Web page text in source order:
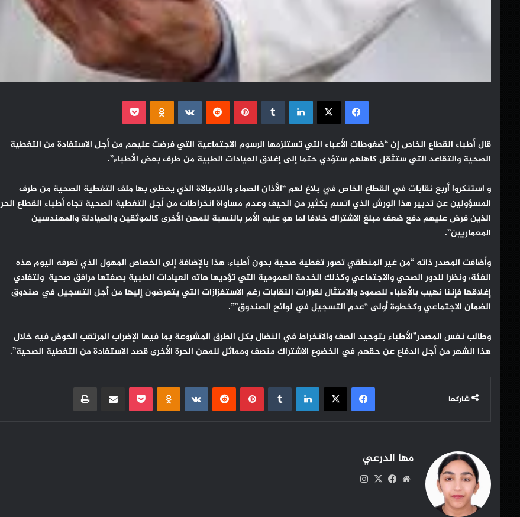
فيسبوك‫X لينكدإن‏Tumblr بينتيريست
‏Reddit
‏VKontakte
Odnoklassniki
‫Pocket
قال أطباء القطاع الخاص إن “ضغوطات الأعباء التي تستلزمها الرسوم الاجتماعية التي فرضت عليهم من أجل الاستفادة من التغطية
الصحية والتقاعد التي ستثقل كاهلهم ستؤدي حتما إلى إغلاق العيادات الطبية من طرف بعض الأطباء”.
و استنكروا أربع نقابات في القطاع الخاص في بلاغ لهم “الأذان الصماء واللامبالاة الذي يحظى بها ملف التغطية الصحية من طرف
المسؤولين عن تدبير هذا الورش الذي اتسم بكثير من الحيف وعدم مساواة انخراطات من أجل التغطية الصحية تجاه أطباء القطاع الحر
الذين فرض عليهم دفع ضعف مبلغ الاشتراك خلافا لما هو عليه الأمر بالنسبة للمهن الأخرى كالموثقين والصيادلة والمهندسين
المعماريين”.
وأضافت المصدر ذاته “من غير المنطقي تصور تغطية صحية بدون أطباء، هذا بالإضافة إلى الخصاص المهول الذي تعرفه اليوم هذه
الفئة، ونظرا للدور الصحي والاجتماعي وكذلك الخدمة العمومية التي تؤديها هاته العيادات الطبية بصفتها مرافق صحية ولتفادي
إغلاقها فإننا نهيب بالأطباء للصمود والامتثال لقرارات النقابات رغم الاستفزازات التي يتعرضون إليها من أجل التسجيل في صندوق
الضمان الاجتماعي وكخطوة أولى “عدم التسجيل في لوائح الصندوق””.
وطالب نفس المصدر”الأطباء بتوحيد الصف والانخراط في النضال بكل الطرق المشروعة بما فيها الإضراب المرتقب الخوض فيه خلال
هذا الشهر من أجل الدفاع عن حقهم في الخضوع الاشتراك منصف ومماثل للمهن الحرة الأخرى قصد الاستفادة من التغطية الصحية”.
شاركها
فيسبوك‫X لينكدإن‏Tumblr بينتيريست
‏Reddit
‏VKontakte
Odnoklassniki
‫Pocket مشاركة عبر البريد طباعة
مها الدرعي
موقعفيسبوك
‫X